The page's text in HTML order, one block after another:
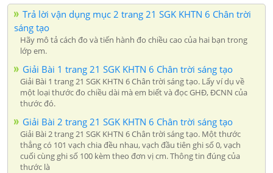
Trả lời vận dụng mục 2 trang 21 SGK KHTN 6 Chân trời
sáng tạo
Hãy mô tả cách đo và tiến hành đo chiều cao của hai bạn trong
lớp em.
Giải Bài 1 trang 21 SGK KHTN 6 Chân trời sáng tạo
Giải Bài 1 trang 21 SGK KHTN 6 Chân trời sáng tạo. Lấy ví dụ về
một loại thước đo chiều dài mà em biết và đọc GHĐ, ĐCNN của
thước đó.
Giải Bài 2 trang 21 SGK KHTN 6 Chân trời sáng tạo
Giải Bài 2 trang 21 SGK KHTN 6 Chân trời sáng tạo. Một thước
thẳng có 101 vạch chia đều nhau, vạch đầu tiên ghi số 0, vạch
cuối cùng ghi số 100 kèm theo đơn vị cm. Thông tin đúng của
thước là